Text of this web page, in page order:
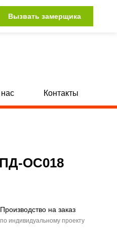
Вызвать замерщика
двери с МДФ
Контакты
ОС018
Производство на заказ
по индивидуальному проекту